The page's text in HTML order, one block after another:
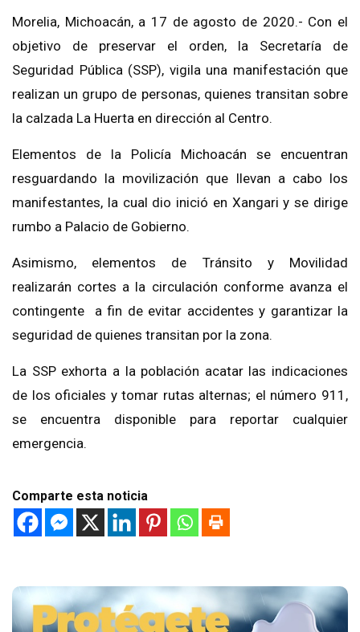
Morelia, Michoacán, a 17 de agosto de 2020.- Con el
objetivo de preservar el orden, la Secretaría de
Seguridad Pública (SSP), vigila una manifestación que
realizan un grupo de personas, quienes transitan sobre
la calzada La Huerta en dirección al Centro.
Elementos de la Policía Michoacán se encuentran
resguardando la movilización que llevan a cabo los
manifestantes, la cual dio inició en Xangari y se dirige
rumbo a Palacio de Gobierno.
Asimismo, elementos de Tránsito y Movilidad
realizarán cortes a la circulación conforme avanza el
contingente a fin de evitar accidentes y garantizar la
seguridad de quienes transitan por la zona.
La SSP exhorta a la población acatar las indicaciones
de los oficiales y tomar rutas alternas; el número 911,
se encuentra disponible para reportar cualquier
emergencia.
Comparte esta noticia